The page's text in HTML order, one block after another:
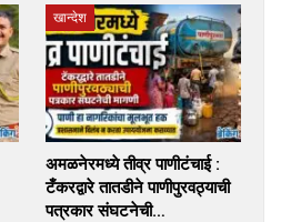
खान्देश
अमळनेरमध्ये तीव्र पाणीटंचाई :
टँकरद्वारे तातडीने पाणीपुरवठ्याची
पत्रकार संघटनेची…